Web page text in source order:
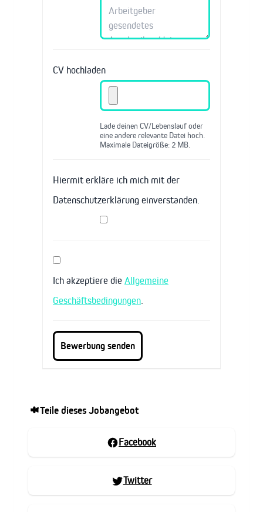
CV hochladen
Lade deinen CV/Lebenslauf oder
eine andere relevante Datei hoch.
Maximale Dateigröße: 2 MB.
Hiermit erkläre ich mich mit der
Datenschutzerklärung einverstanden.
Ich akzeptiere die Allgemeine
Geschäftsbedingungen
Teile dieses Jobangebot
Facebook
Twitter